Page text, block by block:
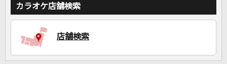
カラオケ店舗検索
店舗検索